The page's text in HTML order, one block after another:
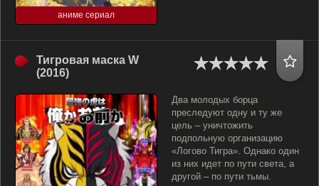
аниме сериал
Тигровая маска W
(2016)
Два молодых борца
преследуют одну и ту же
цель – уничтожить
подпольную организацию
«Логово Тигра». Однако один
из них идет по пути света, а
другой – по пути тьмы.